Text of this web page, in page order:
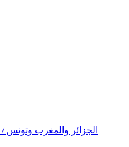
/ الجزائر والمغرب وتونس